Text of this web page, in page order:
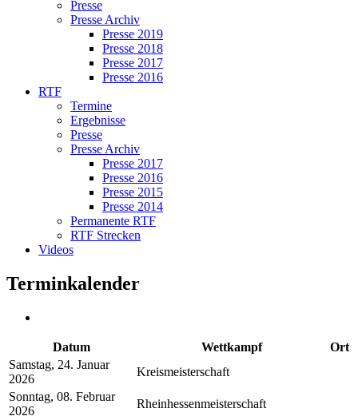
Presse
Presse Archiv
Presse 2019
Presse 2018
Presse 2017
Presse 2016
RTF
Termine
Ergebnisse
Presse
Presse Archiv
Presse 2017
Presse 2016
Presse 2015
Presse 2014
Permanente RTF
RTF Strecken
Videos
Terminkalender
Datum Wettkampf
Ort
Samstag, 24. Januar
2026
Kreismeisterschaft
Sonntag, 08. Februar
2026
Rheinhessenmeisterschaft